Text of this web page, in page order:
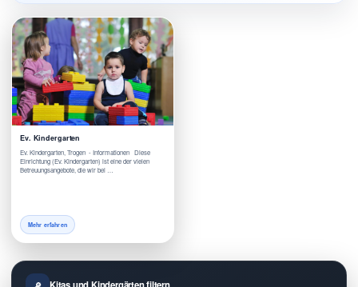
Ev. Kindergarten
Ev. Kindergarten, Trogen - Informationen Diese
Einrichtung (Ev. Kindergarten) ist eine der vielen
Betreuungsangebote, die wir bei …
Mehr erfahren